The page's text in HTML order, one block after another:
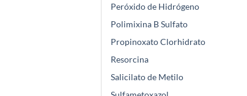
Peróxido de Hidrógeno
Polimixina B Sulfato
Propinoxato Clorhidrato
Resorcina
Salicilato de Metilo